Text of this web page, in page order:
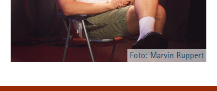
Foto: Marvin Ruppert